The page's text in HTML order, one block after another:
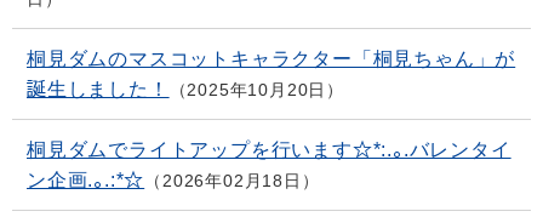
桐見ダムのマスコットキャラクター「桐見ちゃん」が
誕生しました！
2025年10月20日
桐見ダムでライトアップを行います☆*:.｡.バレンタイ
ン企画.｡.:*☆
2026年02月18日